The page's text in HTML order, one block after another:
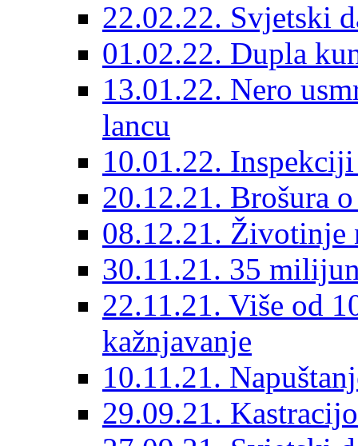
22.02.22. Svjetski
01.02.22. Dupla
13.01.22. Nero
lancu
10.01.22.
20.12.21. Brošura
08.12.21.
30.11.21. 35
22.11.21. Više od
kažnjavanje
10.11.21.
29.09.21.